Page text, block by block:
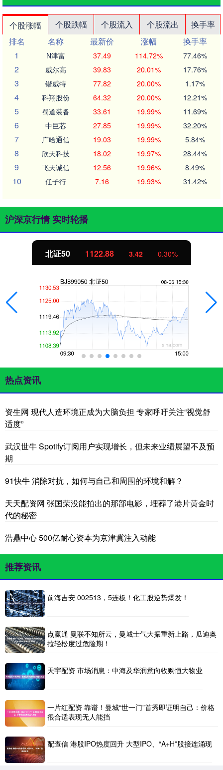
个股涨幅 个股跌幅 个股流入 个股流出
换手率
排名
名称 最新价 涨幅
换手率
1
N津富 37.49 114.72% 77.46%
2 威尔高 39.83 20.01% 17.76%
3 锴威特 77.82 20.00% 1.17%
4 科翔股份 64.32 20.00% 12.21%
5 蜀道装备 33.61 19.99% 11.69%
6 中巨芯 27.85 19.99% 32.20%
7 广哈通信 19.03 19.99% 5.84%
8 欣天科技 18.02 19.97% 28.44%
9 飞天诚信 12.56 19.96% 8.49%
10 任子行 7.16 19.93% 31.42%
沪深京行情 实时轮播
北证50 1122.88 3.42 0.30%
热点资讯
资生网 现代人造环境正成为大脑负担 专家呼吁关注“视觉舒
适度”
武汉世牛 Spotify订阅用户实现增长，但未来业绩展望不及预
期
91快牛 消除对抗，如何与自己和周围的环境和解？
天天配资网 张国荣没能拍出的那部电影，埋葬了港片黄金时
代的秘密
浩鼎中心 500亿耐心资本为京津冀注入动能
推荐资讯
前海吉安 002513，5连板！化工股逆势爆发！
点赢通 曼联不知所云，曼城士气大振重新上路，瓜迪奥
拉轻松度过危险期！
天宇配资 市场消息：中海及华润意向收购恒大物业
一片红配资 靠谱！曼城“世一门”首秀即证明自己：价格
很合适表现无人能挡
配查信 港股IPO热度回升 大型IPO、“A+H”股接连涌现